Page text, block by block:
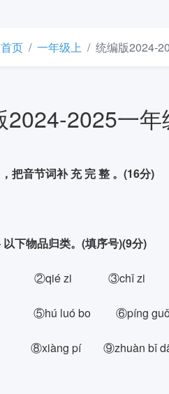
首页 一年级上 统编版2024-
2024-2025一年
把音节词补 充 完 整 。(16分)
下物品归类。(填序号)(9分)
②qié zi ③chǐ zi
⑤hú luó bo ⑥píng
pí ⑨zhuàn bǐ